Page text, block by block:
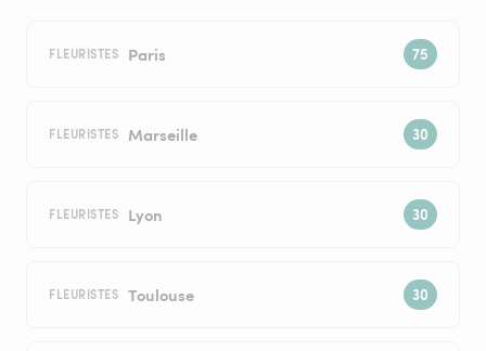
FLEURISTES Paris
FLEURISTES Marseille
FLEURISTES Lyon
FLEURISTES Toulouse